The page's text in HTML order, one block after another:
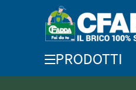
PRODOTTI